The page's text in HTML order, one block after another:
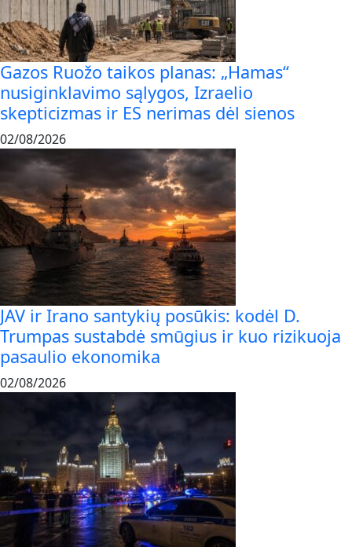
Gazos Ruožo taikos planas: „Hamas“
nusiginklavimo sąlygos, Izraelio
skepticizmas ir ES nerimas dėl sienos
02/08/2026
JAV ir Irano santykių posūkis: kodėl D.
Trumpas sustabdė smūgius ir kuo rizikuoja
pasaulio ekonomika
02/08/2026